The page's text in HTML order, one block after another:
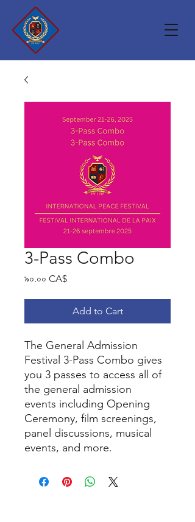
3-Pass Combo
৯০.০০ CA$Price
Add to Cart
The General Admission
Festival 3-Pass Combo gives
you 3 passes to access all of
the general admission
events including Opening
Ceremony, film screenings,
panel discussions, musical
events, and more.